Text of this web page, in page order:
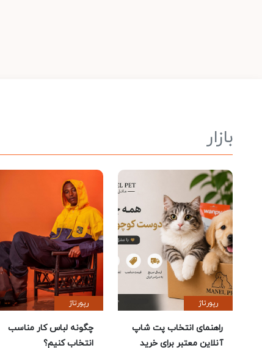
بازار
رپورتاژ
راهنمای انتخاب پت شاپ
آنلاین معتبر برای خرید
رپورتاژ
چگونه لباس کار مناسب
انتخاب کنیم؟